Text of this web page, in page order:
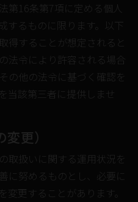
第16条第7項に定める個人
するものに限ります。以下
得することが想定されると
法令により許容される場合
の他の法令に基づく確認を
当該第三者に提供しませ
更）
取扱いに関する運用状況を
に努めるものとし、必要に
更することがあります。